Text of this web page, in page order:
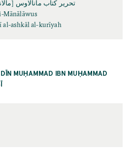
تحرير كتاب مانالاوس
Mānālāwus
al-ashkāl al-kurīyah
MUḤAMMAD IBN MUḤAMMAD